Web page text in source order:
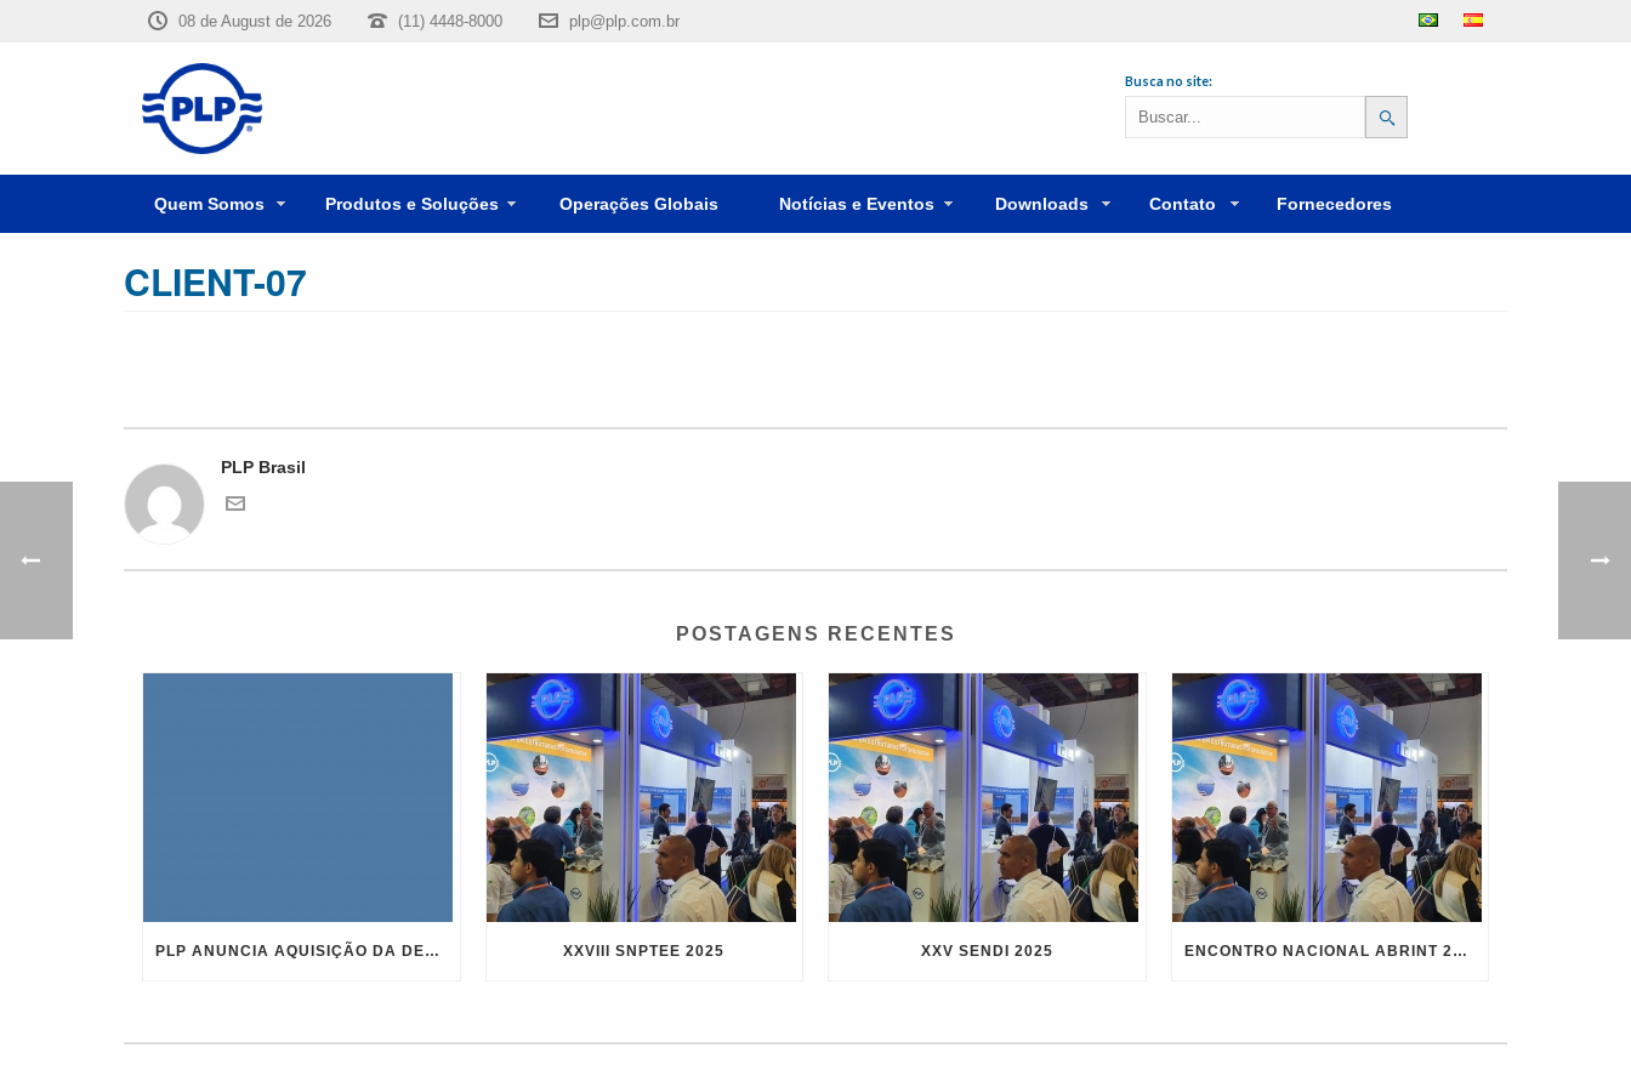
08 de August de 2026 (11) 4448-8000 plp@plp.com.br Português
Busca no site:
Quem Somos Produtos e Soluções Operações Globais Notícias e Eventos Downloads Contato Fornecedores
CLIENT-07
PLP Brasil
POSTAGENS RECENTES
PLP ANUNCIA AQUISIÇÃO DA DELTA STAR CONECTORES ELÉTRICOS E REFORÇA ESTRATÉGIA DE CRESCIMENTO GLOBAL XXVIII SNPTEE 2025 XXV SENDI 2025 ENCONTRO NACIONAL ABRINT 2024